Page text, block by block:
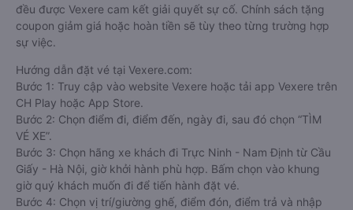
đều được Vexere cam kết giải quyết sự cố. Chính sách tặng
coupon giảm giá hoặc hoàn tiền sẽ tùy theo từng trường hợp
sự việc.
Hướng dẫn đặt vé tại Vexere.com:
Bước 1: Truy cập vào website Vexere hoặc tải app Vexere trên
CH Play hoặc App Store.
Bước 2: Chọn điểm đi, điểm đến, ngày đi, sau đó chọn “TÌM
VÉ XE”.
Bước 3: Chọn hãng xe khách đi Trực Ninh - Nam Định từ Cầu
Giấy - Hà Nội, giờ khởi hành phù hợp. Bấm chọn vào khung
giờ quý khách muốn đi để tiến hành đặt vé.
Bước 4: Chọn vị trí/giường ghế, điểm đón, điểm trả và nhập